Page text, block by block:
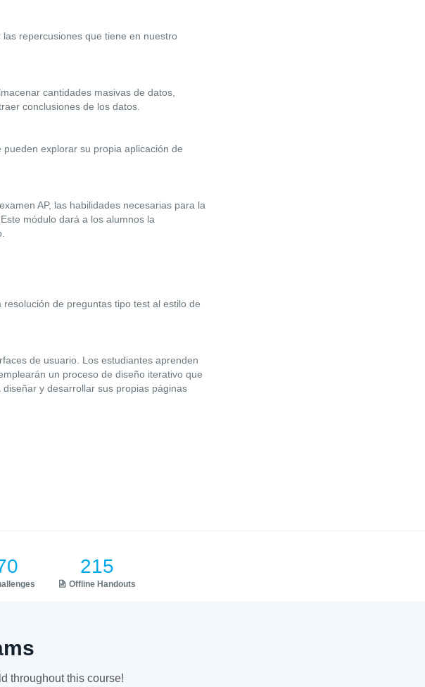
repercusiones que tiene en nuestro
cantidades masivas de datos,
conclusiones de los datos.
explorar su propia aplicación de
AP, las habilidades necesarias para la
módulo dará a los alumnos la
de preguntas tipo test al estilo de
de usuario. Los estudiantes aprenden
un proceso de diseño iterativo que
y desarrollar sus propias páginas
215
Offline Handouts
throughout this course!